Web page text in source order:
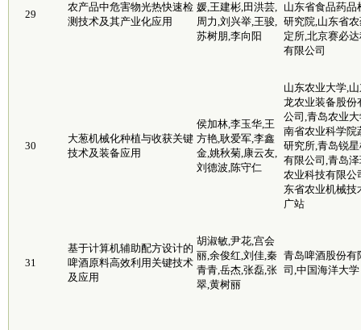
29
农产品中危害物光热快速检
测技术及其产业化应用
媛,王建彬,田洪芸,
周力,刘兴举,王骏,
苏树朋,李向阳
山东省食品药品
研究院,山东省
定所,北京赛必
有限公司
30
大葱机械化种植与收获关键
技术及装备应用
侯加林,李玉华,王
方艳,耿爱军,李鑫
金,姚秋菊,康云友,
刘德波,陈守仁
山东农业大学,
龙农业装备股份
公司,青岛农业
南省农业科学院
研究所,青岛锐
有限公司,青岛
农业科技有限公
东省农业机械技
广站
31
基于计算机辅助配方设计的
啤酒原料高效利用关键技术
及应用
胡淑敏,尹花,宫会
丽,余俊红,刘佳,秦
青青,岳杰,张磊,张
翠,黄树丽
青岛啤酒股份有
司,中国海洋大学